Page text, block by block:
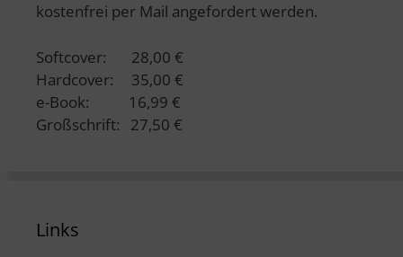
kostenfrei per Mail angefordert werden.
Softcover: 28,00 €
Hardcover: 35,00 €
e-Book: 16,99 €
Großschrift: 27,50 €
Links